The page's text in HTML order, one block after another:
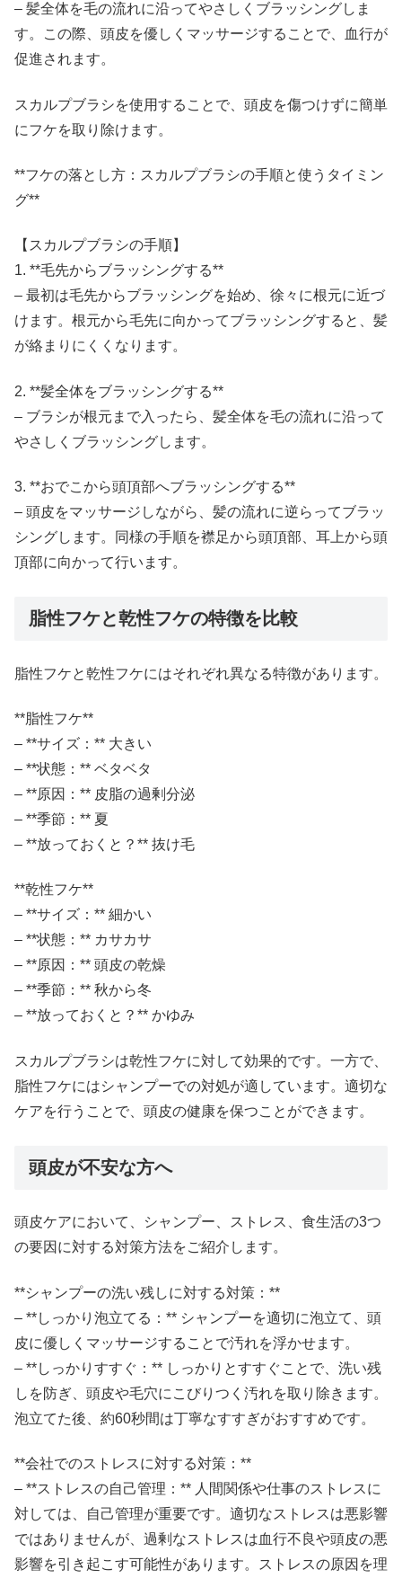
– 髪全体を毛の流れに沿ってやさしくブラッシングしま
す。この際、頭皮を優しくマッサージすることで、血行が
促進されます。
スカルプブラシを使用することで、頭皮を傷つけずに簡単
にフケを取り除けます。
**フケの落とし方：スカルプブラシの手順と使うタイミン
グ**
【スカルプブラシの手順】
1. **毛先からブラッシングする**
– 最初は毛先からブラッシングを始め、徐々に根元に近づ
けます。根元から毛先に向かってブラッシングすると、髪
が絡まりにくくなります。
2. **髪全体をブラッシングする**
– ブラシが根元まで入ったら、髪全体を毛の流れに沿って
やさしくブラッシングします。
3. **おでこから頭頂部へブラッシングする**
– 頭皮をマッサージしながら、髪の流れに逆らってブラッ
シングします。同様の手順を襟足から頭頂部、耳上から頭
頂部に向かって行います。
脂性フケと乾性フケの特徴を比較
脂性フケと乾性フケにはそれぞれ異なる特徴があります。
**脂性フケ**
– **サイズ：** 大きい
– **状態：** ベタベタ
– **原因：** 皮脂の過剰分泌
– **季節：** 夏
– **放っておくと？** 抜け毛
**乾性フケ**
– **サイズ：** 細かい
– **状態：** カサカサ
– **原因：** 頭皮の乾燥
– **季節：** 秋から冬
– **放っておくと？** かゆみ
スカルプブラシは乾性フケに対して効果的です。一方で、
脂性フケにはシャンプーでの対処が適しています。適切な
ケアを行うことで、頭皮の健康を保つことができます。
頭皮が不安な方へ
頭皮ケアにおいて、シャンプー、ストレス、食生活の3つ
の要因に対する対策方法をご紹介します。
**シャンプーの洗い残しに対する対策：**
– **しっかり泡立てる：** シャンプーを適切に泡立て、頭
皮に優しくマッサージすることで汚れを浮かせます。
– **しっかりすすぐ：** しっかりとすすぐことで、洗い残
しを防ぎ、頭皮や毛穴にこびりつく汚れを取り除きます。
泡立てた後、約60秒間は丁寧なすすぎがおすすめです。
**会社でのストレスに対する対策：**
– **ストレスの自己管理：** 人間関係や仕事のストレスに
対しては、自己管理が重要です。適切なストレスは悪影響
ではありませんが、過剰なストレスは血行不良や頭皮の悪
影響を引き起こす可能性があります。ストレスの原因を理